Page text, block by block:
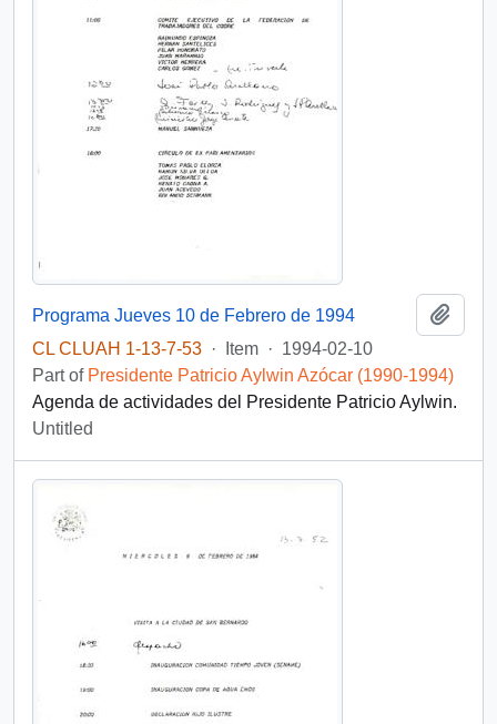
Programa Jueves 10 de Febrero de 1994
CL CLUAH 1-13-7-53 · Item · 1994-02-10
Part of Presidente Patricio Aylwin Azócar (1990-1994)
Agenda de actividades del Presidente Patricio Aylwin.
Untitled